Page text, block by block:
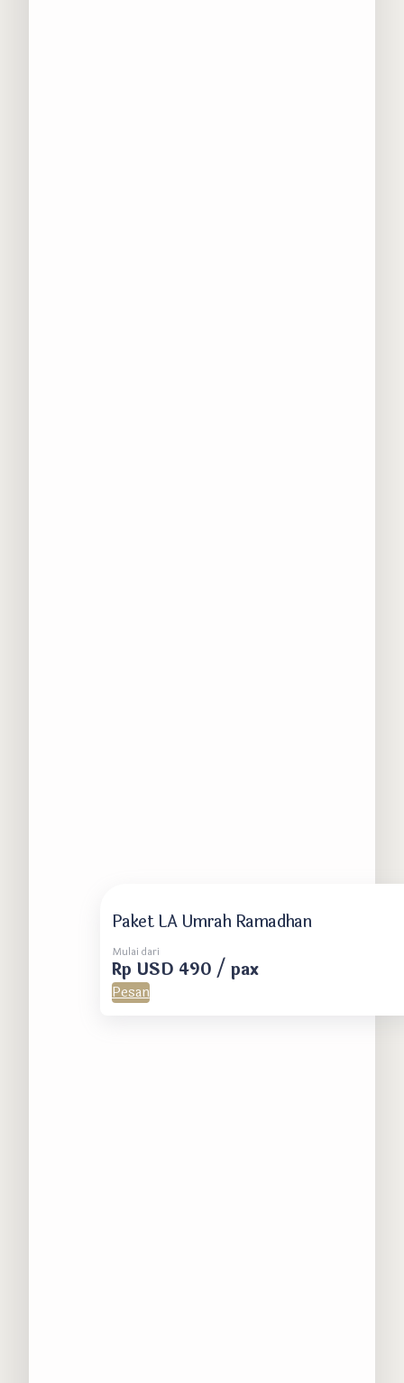
Paket LA Umrah Ramadhan
Mulai dari
Rp USD 490 / pax
Pesan